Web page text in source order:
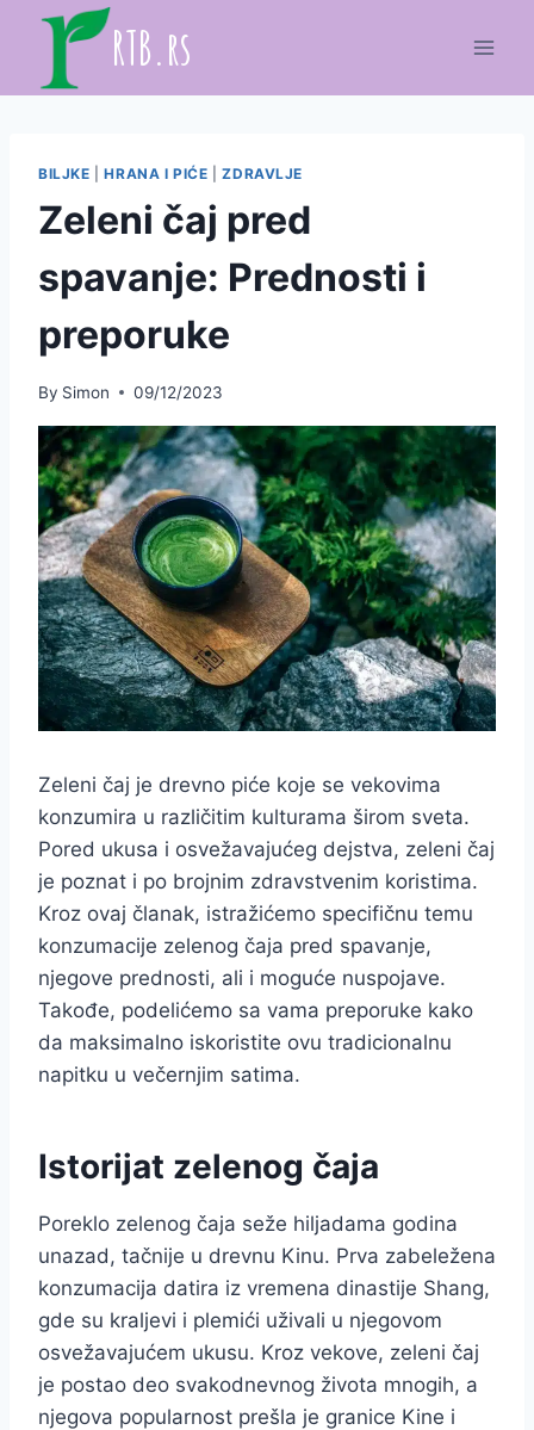
content
RTB.rs
BILJKE |HRANA I PIĆE |ZDRAVLJE
Zeleni čaj pred
spavanje: Prednosti i
preporuke
By Simon 09/12/2023
Zeleni čaj je drevno piće koje se vekovima
konzumira u različitim kulturama širom sveta.
Pored ukusa i osvežavajućeg dejstva, zeleni čaj
je poznat i po brojnim zdravstvenim koristima.
Kroz ovaj članak, istražićemo specifičnu temu
konzumacije zelenog čaja pred spavanje,
njegove prednosti, ali i moguće nuspojave.
Takođe, podelićemo sa vama preporuke kako
da maksimalno iskoristite ovu tradicionalnu
napitku u večernjim satima.
Istorijat zelenog čaja
Poreklo zelenog čaja seže hiljadama godina
unazad, tačnije u drevnu Kinu. Prva zabeležena
konzumacija datira iz vremena dinastije Shang,
gde su kraljevi i plemići uživali u njegovom
osvežavajućem ukusu. Kroz vekove, zeleni čaj
je postao deo svakodnevnog života mnogih, a
njegova popularnost prešla je granice Kine i